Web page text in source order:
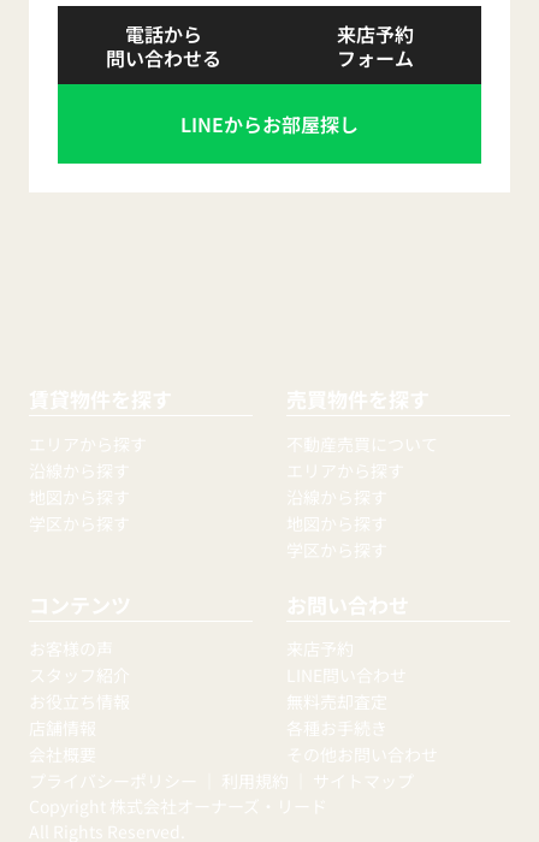
電話から
問い合わせる
来店予約
フォーム
LINEからお部屋探し
賃貸物件を探す
エリアから探す
沿線から探す
地図から探す
学区から探す
売買物件を探す
不動産売買について
エリアから探す
沿線から探す
地図から探す
学区から探す
コンテンツ
お客様の声
スタッフ紹介
お役立ち情報
店舗情報
会社概要
お問い合わせ
来店予約
LINE問い合わせ
無料売却査定
各種お手続き
その他お問い合わせ
プライバシーポリシー
利用規約
サイトマップ
Copyright 株式会社オーナーズ・リード
All Rights Reserved.